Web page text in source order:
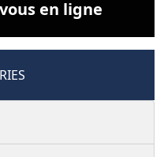
en ligne